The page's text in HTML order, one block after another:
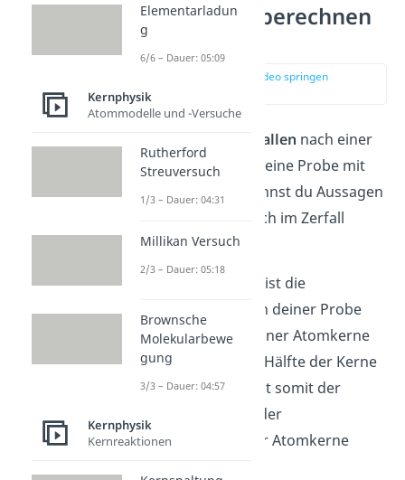
Halbwertszeit berechnen
einfach erklärt
zur Stelle im Video springen
zerfallen nach einer
gewissen Zeit. Hast du eine Probe mit
vielen Atomkernen, kannst du Aussagen
dazu treffen, wie sie sich im Zerfall
verhalten.
Die
ist die
Zeitspanne, in der du in deiner Probe
nur noch dieHälfte
deiner Atomkerne
übrig hast. Die andere Hälfte der Kerne
ist also zerfallen.
ist somit der
Zeitraum, in dem sich der
Anfangsbestand deiner Atomkerne
Elementarladun
g
6/6 – Dauer: 05:09
Kernphysik
Atommodelle und -Versuche
Rutherford
Streuversuch
1/3 – Dauer: 04:31
Millikan Versuch
2/3 – Dauer: 05:18
Brownsche
Molekularbewe
gung
3/3 – Dauer: 04:57
Kernphysik
Kernreaktionen